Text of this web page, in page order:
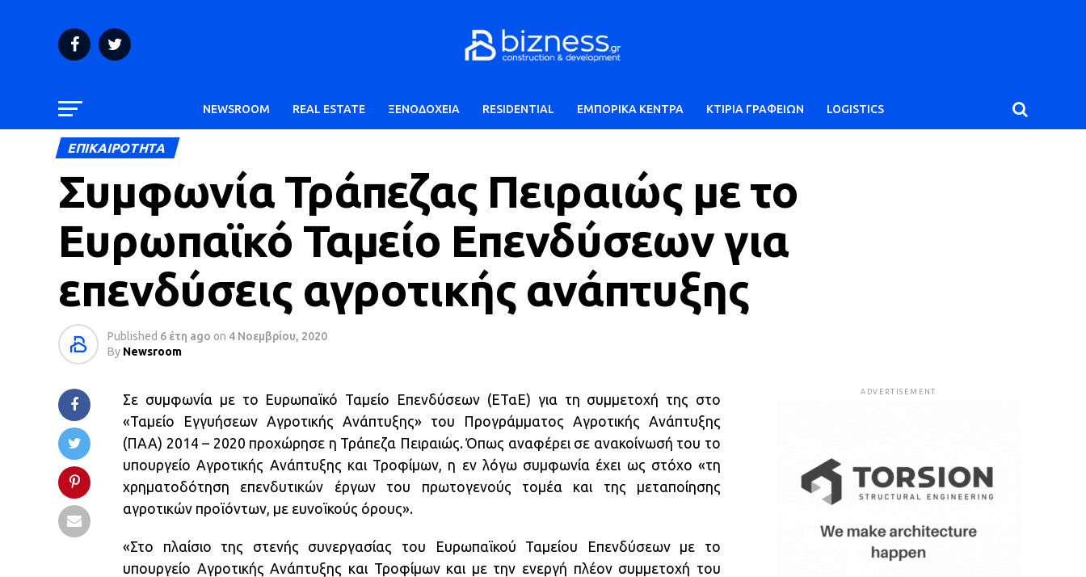
NEWSROOM REAL ESTATE ΞΕΝΟΔΟΧΕΙΑ RESIDENTIAL ΕΜΠΟΡΙΚΑ ΚΕΝΤΡΑ ΚΤΙΡΙΑ ΓΡΑΦΕΙΩΝ LOGISTICS
ΕΠΙΚΑΙΡΟΤΗΤΑ
Συμφωνία Τράπεζας Πειραιώς με το
Ευρωπαϊκό Ταμείο Επενδύσεων για
επενδύσεις αγροτικής ανάπτυξης
Published 6 έτη ago on 4 Νοεμβρίου, 2020
By Newsroom
Σε συμφωνία με το Ευρωπαϊκό Ταμείο Επενδύσεων (ΕΤαΕ) για τη συμμετοχή της στο
«Ταμείο Εγγυήσεων Αγροτικής Ανάπτυξης» του Προγράμματος Αγροτικής Ανάπτυξης
(ΠΑΑ) 2014 – 2020 προχώρησε η Τράπεζα Πειραιώς. Όπως αναφέρει σε ανακοίνωσή του το
υπουργείο Αγροτικής Ανάπτυξης και Τροφίμων, η εν λόγω συμφωνία έχει ως στόχο «τη
χρηματοδότηση επενδυτικών έργων του πρωτογενούς τομέα και της μεταποίησης
αγροτικών προϊόντων, με ευνοϊκούς όρους».
«Στο πλαίσιο της στενής συνεργασίας του Ευρωπαϊκού Ταμείου Επενδύσεων με το
υπουργείο Αγροτικής Ανάπτυξης και Τροφίμων και με την ενεργή πλέον συμμετοχή του
ADVERTISEMENT